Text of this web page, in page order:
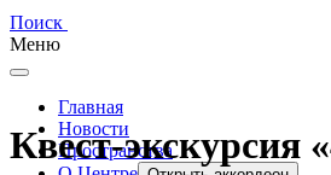
Поиск
Меню
Главная
Новости
Пространства
Квест-экскурсия